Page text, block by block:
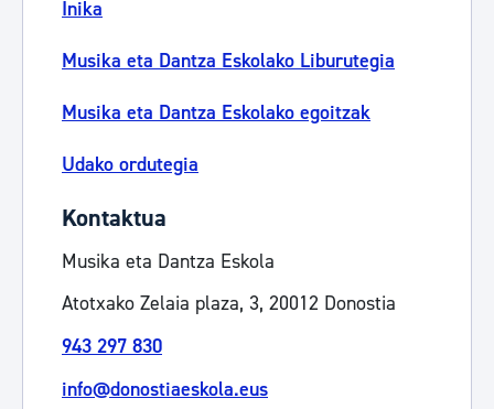
Inika
Musika eta Dantza Eskolako Liburutegia
Musika eta Dantza Eskolako egoitzak
Udako ordutegia
Kontaktua
Musika eta Dantza Eskola
Atotxako Zelaia plaza, 3, 20012 Donostia
943 297 830
info@donostiaeskola.eus